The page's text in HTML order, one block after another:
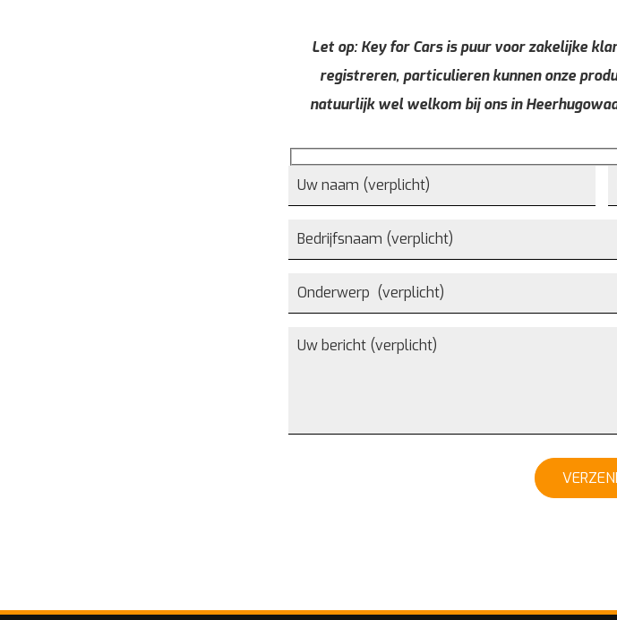
Let op: Key for Cars is puur voor zakelijke
registreren, particulieren kunnen onze
natuurlijk wel welkom bij ons in